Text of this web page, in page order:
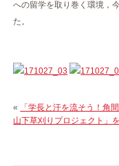
への留学を取り巻く環境，
た。
«
「学長と汗を流そう！角
山下草刈りプロジェクト」